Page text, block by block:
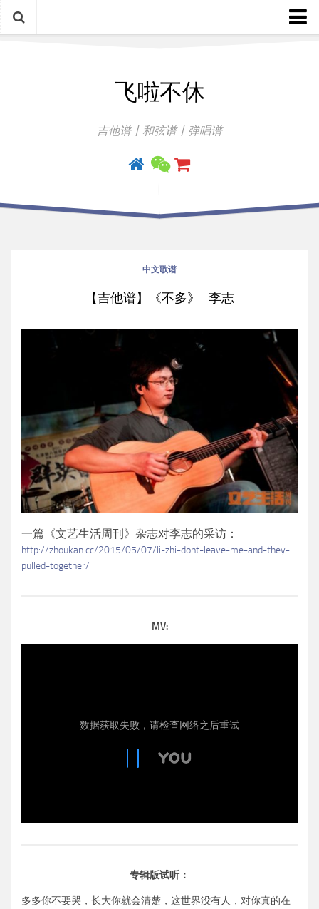
飞啦不休
吉他谱丨和弦谱丨弹唱谱
中文歌谱
【吉他谱】《不多》- 李志
一篇《文艺生活周刊》杂志对李志的采访：
http://zhoukan.cc/2015/05/07/li-zhi-dont-leave-me-and-they-
pulled-together/
MV:
专辑版试听：
多多你不要哭，长大你就会清楚，这世界没有人，对你真的在